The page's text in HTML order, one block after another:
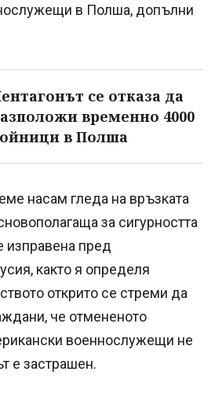
в Полша, допълни
се отказа да
временно 4000
в Полша
насам гледа на връзката
за сигурността
изправена пред
както я определя
открито се стреми да
че отмененото
военнослужещи не
е застрашен.